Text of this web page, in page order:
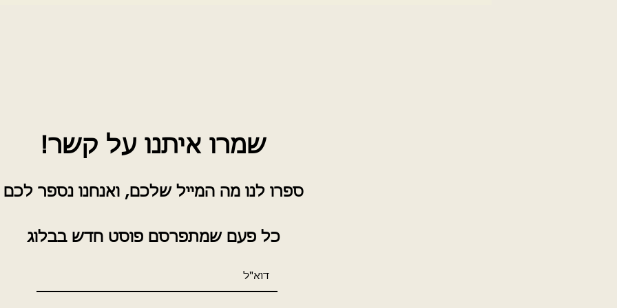
שמרו איתנו על קשר!
ספרו לנו מה המייל שלכם, ואנחנו נספר לכם
כל פעם שמתפרסם פוסט חדש בבלוג